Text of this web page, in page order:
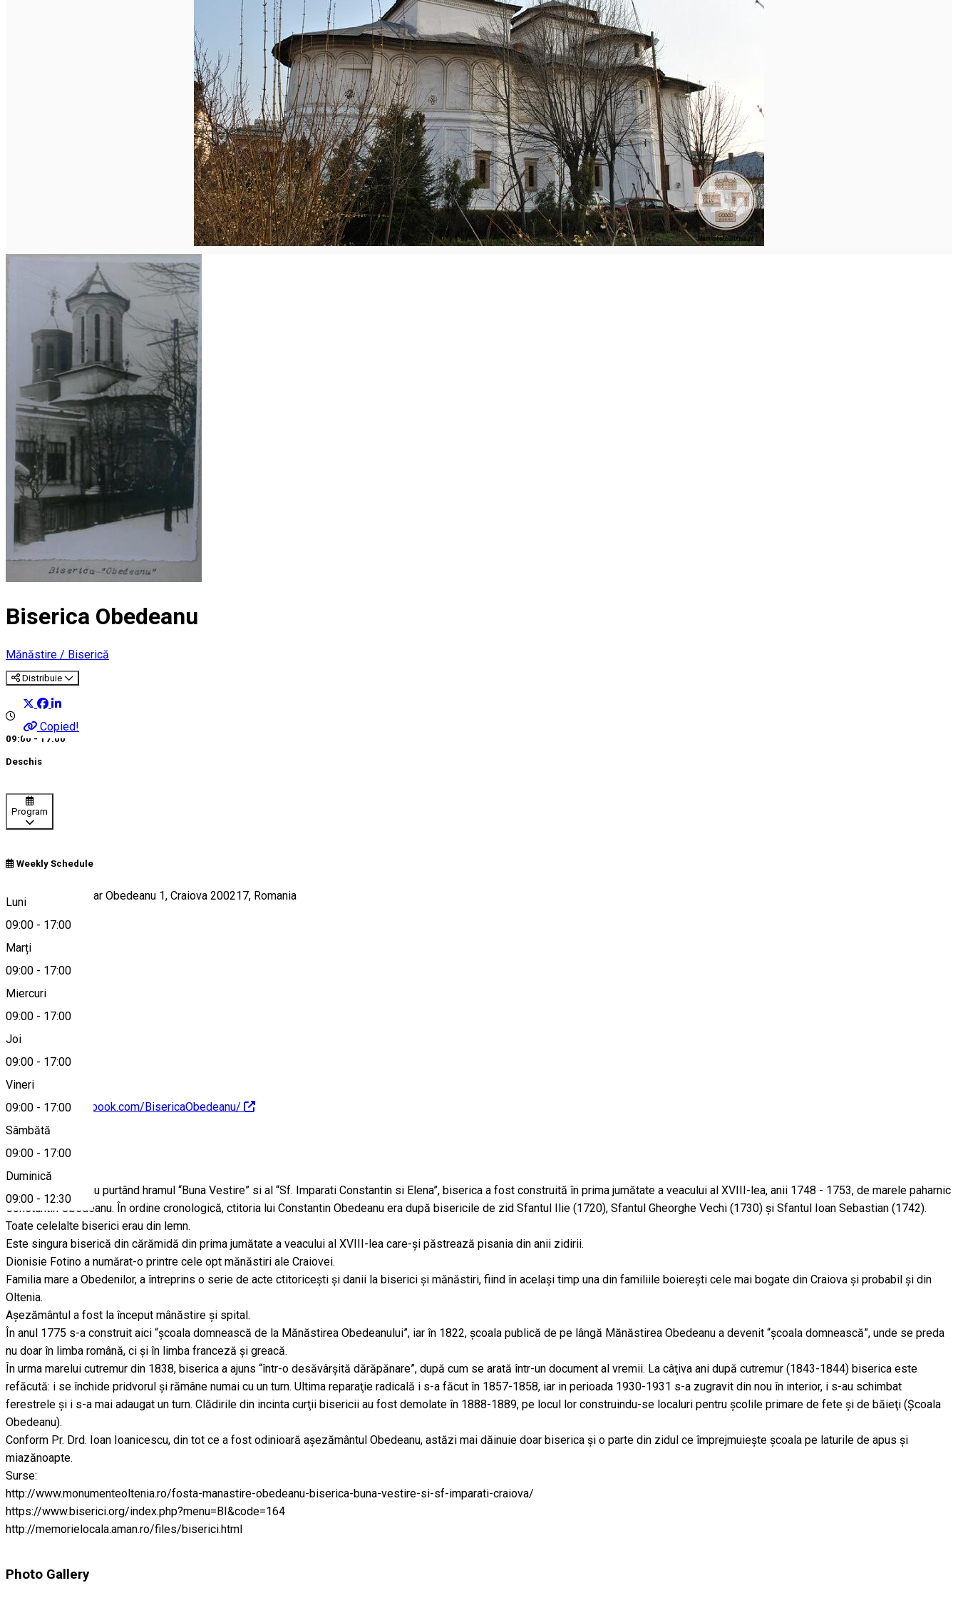
Încărcare vehicule electrice
Biserica Obedeanu
Mănăstire / Biserică
Distribuie
Copied!
09:00 - 17:00
Deschis
Program
Weekly Schedule
Luni
09:00 - 17:00
Marți
09:00 - 17:00
Miercuri
09:00 - 17:00
Joi
09:00 - 17:00
Vineri
09:00 - 17:00
Sâmbătă
09:00 - 17:00
Duminică
09:00 - 12:30
Strada Pictor Oscar Obedeanu 1, Craiova 200217, Romania
Hartă
https://www.facebook.com/BisericaObedeanu/
Despre
Biserica Obedeanu purtând hramul “Buna Vestire” si al “Sf. Imparati Constantin si Elena”, biserica a fost construită în prima jumătate a veacului al XVIII-lea, anii 1748 - 1753, de marele paharnic
Constantin Obedeanu. În ordine cronologică, ctitoria lui Constantin Obedeanu era după bisericile de zid Sfantul Ilie (1720), Sfantul Gheorghe Vechi (1730) şi Sfantul Ioan Sebastian (1742).
Toate celelalte biserici erau din lemn.
Este singura biserică din cărămidă din prima jumătate a veacului al XVIII-lea care-şi păstrează pisania din anii zidirii.
Dionisie Fotino a numărat-o printre cele opt mănăstiri ale Craiovei.
Familia mare a Obedenilor, a întreprins o serie de acte ctitoriceşti şi danii la biserici şi mănăstiri, fiind în acelaşi timp una din familiile boiereşti cele mai bogate din Craiova şi probabil şi din
Oltenia.
Aşezământul a fost la început mânăstire şi spital.
În anul 1775 s-a construit aici “şcoala domnească de la Mănăstirea Obedeanului”, iar în 1822, şcoala publică de pe lângă Mănăstirea Obedeanu a devenit “şcoala domnească”, unde se preda
nu doar în limba română, ci şi în limba franceză şi greacă.
În urma marelui cutremur din 1838, biserica a ajuns “într-o desăvârşită dărăpănare”, după cum se arată într-un document al vremii. La câţiva ani după cutremur (1843-1844) biserica este
refăcută: i se închide pridvorul şi rămâne numai cu un turn. Ultima reparaţie radicală i s-a făcut în 1857-1858, iar in perioada 1930-1931 s-a zugravit din nou în interior, i s-au schimbat
ferestrele şi i s-a mai adaugat un turn. Clădirile din incinta curţii bisericii au fost demolate în 1888-1889, pe locul lor construindu-se localuri pentru şcolile primare de fete şi de băieţi (Şcoala
Obedeanu).
Conform Pr. Drd. Ioan Ioanicescu, din tot ce a fost odinioară așezământul Obedeanu, astăzi mai dăinuie doar biserica și o parte din zidul ce împrejmuiește școala pe laturile de apus și
miazănoapte.
Surse:
http://www.monumenteoltenia.ro/fosta-manastire-obedeanu-biserica-buna-vestire-si-sf-imparati-craiova/
https://www.biserici.org/index.php?menu=BI&code=164
http://memorielocala.aman.ro/files/biserici.html
Photo Gallery